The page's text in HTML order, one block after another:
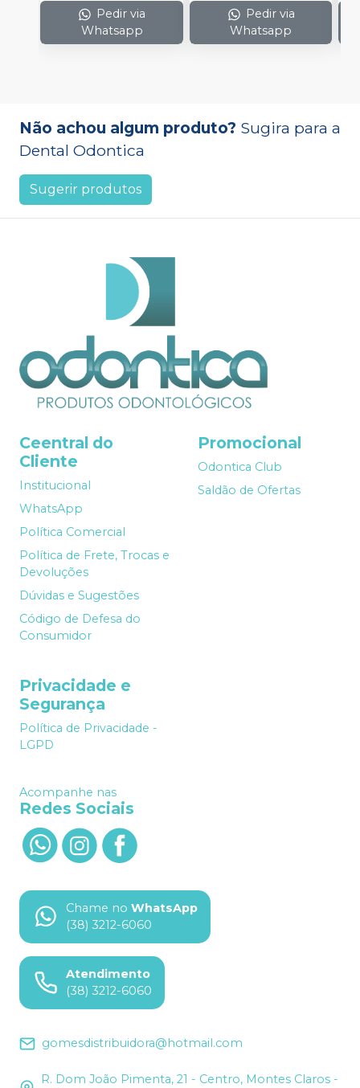
Pedir via
Whatsapp
Pedir via
Whatsapp
Não achou algum produto? Sugira para a
Dental Odontica
Sugerir produtos
Ceentral do
Cliente
Institucional
WhatsApp
Política Comercial
Política de Frete, Trocas e
Devoluções
Dúvidas e Sugestões
Código de Defesa do
Consumidor
Promocional
Odontica Club
Saldão de Ofertas
Privacidade e
Segurança
Política de Privacidade -
LGPD
Acompanhe nas
Redes Sociais
Chame no WhatsApp
(38) 3212-6060
Atendimento
(38) 3212-6060
gomesdistribuidora@hotmail.com
R. Dom João Pimenta, 21 - Centro, Montes Claros -